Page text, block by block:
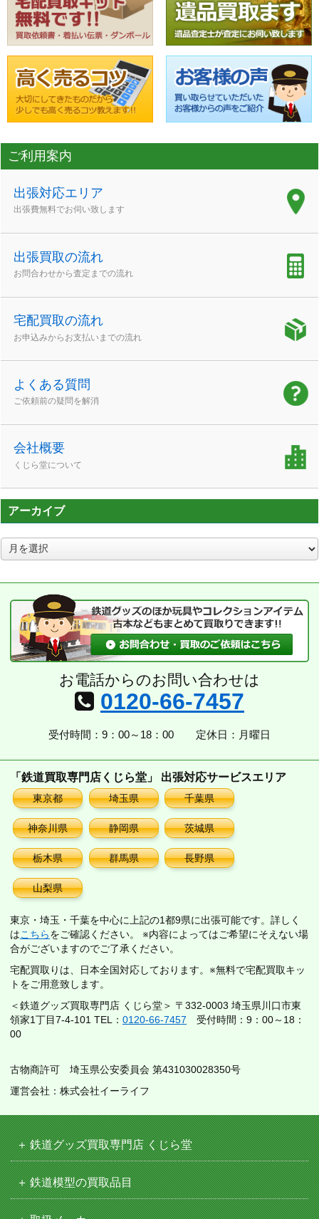
ご利用案内
出張対応エリア
出張費無料でお伺い致します
出張買取の流れ
お問合わせから査定までの流れ
宅配買取の流れ
お申込みからお支払いまでの流れ
よくある質問
ご依頼前の疑問を解消
会社概要
くじら堂について
アーカイブ
ア
ー
ブ
お電話からのお問い合わせは
0120-66-7457
受付時間：9：00～18：00 定休日：月曜日
「鉄道買取専門店くじら堂」 出張対応サービスエリア
東京都 埼玉県 千葉県
神奈川県 静岡県 茨城県
栃木県 群馬県 長野県
山梨県
東京・埼玉・千葉を中心に上記の1都9県に出張可能です。詳しく
はこちらをご確認ください。 ※内容によってはご希望にそえない場
合がございますのでご了承ください。
宅配買取りは、日本全国対応しております。※無料で宅配買取キッ
トをご用意致します。
＜鉄道グッズ買取専門店 くじら堂＞ 〒332-0003 埼玉県川口市東
領家1丁目7-4-101 TEL： 0120-66-7457 受付時間：9：00～18：
00
古物商許可 埼玉県公安委員会 第431030028350号
運営会社：株式会社イーライフ
鉄道グッズ買取専門店 くじら堂
鉄道模型の買取品目